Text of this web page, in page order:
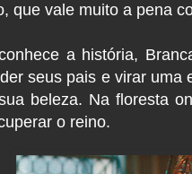
que vale muito a pena
a história,
seus pais e virar
beleza. Na floresta
o reino.